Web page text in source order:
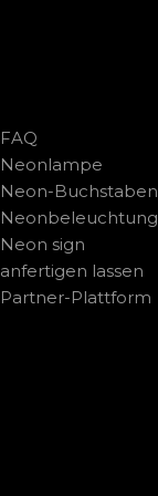
FAQ
Neonlampe
Neon-Buchstaben
Neonbeleuchtung
Neon sign
anfertigen lassen
Partner-Plattform